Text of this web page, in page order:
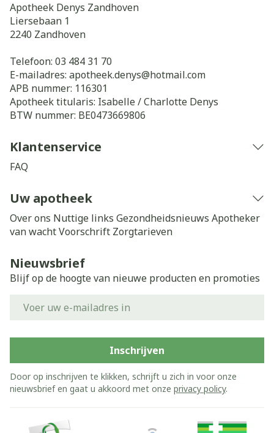
Apotheek Denys Zandhoven
Liersebaan 1
2240 Zandhoven
Telefoon: 03 484 31 70
E-mailadres: apotheek.denys@hotmail.com
APB nummer: 116301
Apotheek titularis: Isabelle / Charlotte Denys
BTW nummer: BE0473669806
Klantenservice
FAQ
Uw apotheek
Over ons Nuttige links Gezondheidsnieuws Apotheker
van wachtVoorschrift Zorgtarieven
Nieuwsbrief
Blijf op de hoogte van nieuwe producten en promoties
Inschrijven
Door op inschrijven te klikken, schrijft u zich in voor onze
nieuwsbrief en gaat u akkoord met onze privacy policy.